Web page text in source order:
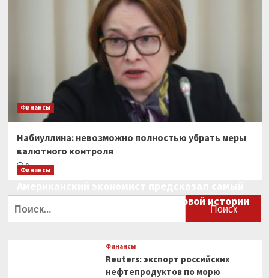
Финансы
Набиуллина: невозможно полностью убрать меры
валютного контроля
0
Финансы
большой финансовый крах в мировой истории
Финансы
Reuters: экспорт российских
нефтепродуктов по морю